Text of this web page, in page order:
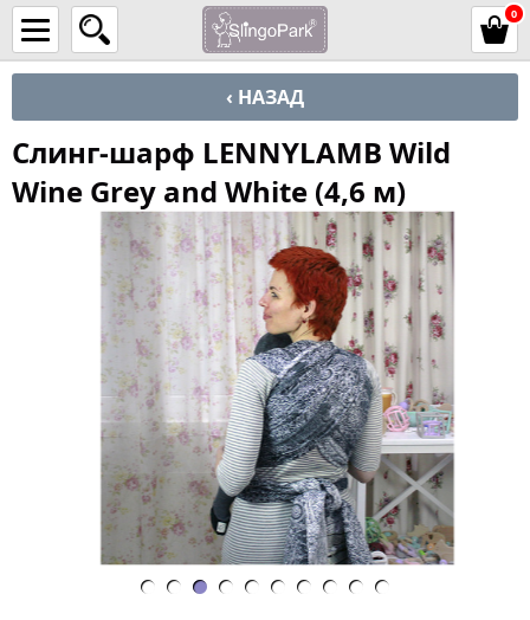
0
‹ НАЗАД
Слинг-шарф LENNYLAMB Wild
Wine Grey and White (4,6 м)